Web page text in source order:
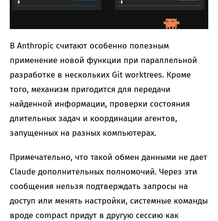
В Anthropic считают особенно полезным
применение новой функции при параллельной
разработке в нескольких Git worktrees. Кроме
того, механизм пригодится для передачи
найденной информации, проверки состояния
длительных задач и координации агентов,
запущенных на разных компьютерах.
Примечательно, что такой обмен данными не дает
Claude дополнительных полномочий. Через эти
сообщения нельзя подтверждать запросы на
доступ или менять настройки, системные команды
вроде compact придут в другую сессию как